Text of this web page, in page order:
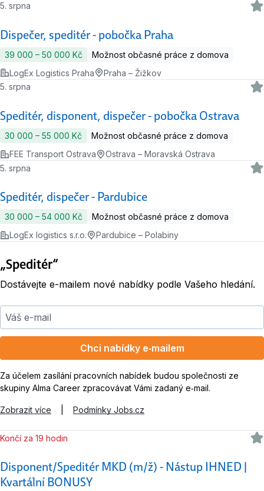
Dispečer, speditér - pobočka Praha
5. srpna
39 000 ‍–‍ 50 000 Kč
Možnost občasné práce z domova
LogEx Logistics Praha
Praha – Žižkov
Speditér, disponent, dispečer - pobočka Ostrava
5. srpna
30 000 ‍–‍ 55 000 Kč
Možnost občasné práce z domova
FEE Transport Ostrava
Ostrava – Moravská Ostrava
Speditér, dispečer - Pardubice
5. srpna
30 000 ‍–‍ 54 000 Kč
Možnost občasné práce z domova
LogEx logistics s.r.o.
Pardubice – Polabiny
„Speditér“
Dostávejte e-mailem nové nabídky podle Vašeho hledání.
Váš e-mail
Chci nabídky e‑mailem
Za účelem zasílání pracovních nabídek budou společnosti ze
skupiny Alma Career zpracovávat Vámi zadaný e‑mail.
Zobrazit více Podmínky Jobs.cz
Disponent/Speditér MKD (m/ž) - Nástup IHNED |
Kvartální BONUSY
Končí za 19 hodin